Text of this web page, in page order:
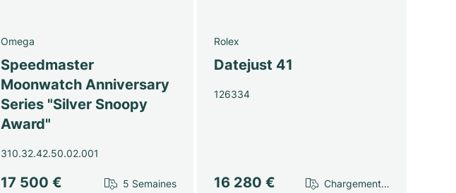
Omega
Speedmaster
Moonwatch Anniversary
Series "Silver Snoopy
Award"
310.32.42.50.02.001
17 500 € 5 Semaines
Rolex
Datejust 41
126334
16 280 € Chargement…